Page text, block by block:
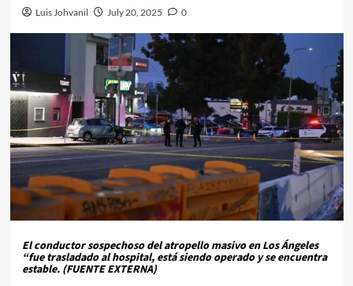
Luis Johvanil July 20, 2025 0
El conductor sospechoso del atropello masivo en Los Ángeles
“fue trasladado al hospital, está siendo operado y se encuentra
estable. (FUENTE EXTERNA)